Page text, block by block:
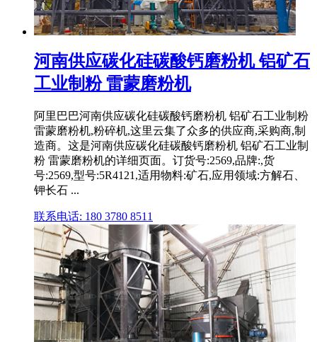
河南供应碳化硅碳酸钙磨粉机 铝矿石
工业制粉 雷蒙磨粉机
阿里巴巴河南供应碳化硅碳酸钙磨粉机 铝矿石工业制粉
雷蒙磨粉机,粉碎机,这里云集了众多的供应商,采购商,制
造商。这是河南供应碳化硅碳酸钙磨粉机 铝矿石工业制
粉 雷蒙磨粉机的详细页面。订货号:2569,品牌:,货
号:2569,型号:5R4121,适用物料:矿石,应用领域:方解石、
钾长石 ...
联系电话: 180 3780 8511